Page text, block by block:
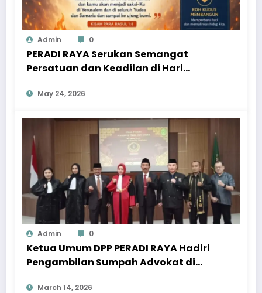
Admin 0
PERADI RAYA Serukan Semangat
Persatuan dan Keadilan di Hari
Pentakosta
May 24, 2026
Admin 0
Ketua Umum DPP PERADI RAYA Hadiri
Pengambilan Sumpah Advokat di
Pengadilan Tinggi Jawa Tengah
March 14, 2026